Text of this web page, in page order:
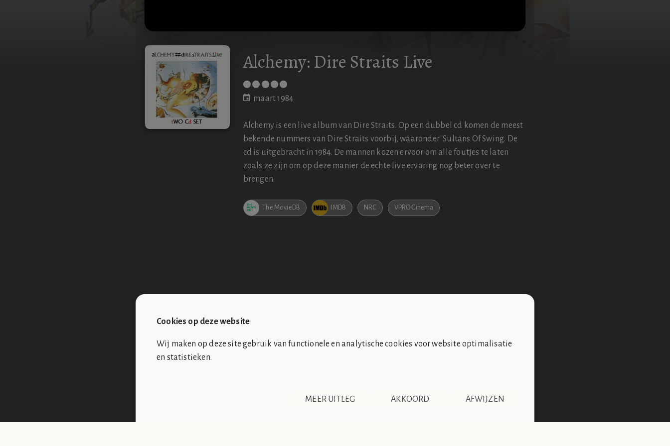
Cookies op deze website
Wij maken op deze site gebruik van functionele en analytische cookies voor website optimalisatie
en statistieken.
AFWIJZEN
AKKOORD
MEER UITLEG
Alchemy: Dire Straits Live
maart 1984
Alchemy is een live album van Dire Straits. Op een dubbel cd komen de meest
bekende nummers van Dire Straits voorbij, waaronder 'Sultans Of Swing. De
cd is uitgebracht in 1984. De mannen kozen ervoor om alle foutjes te laten
zoals ze zijn om op deze manier de echte live ervaring nog beter over te
brengen.
The MovieDB IMDB NRC VPRO Cinema